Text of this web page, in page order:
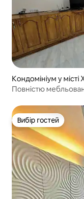
Кондомініум у
Повністю
Вибір гостей
Вибір гостей